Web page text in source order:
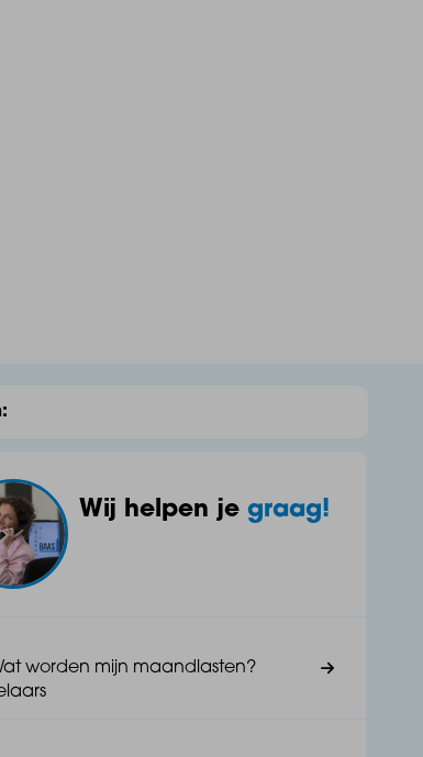
Wij helpen je graag!
worden mijn maandlasten?